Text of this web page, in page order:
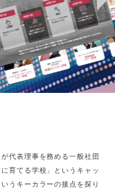
代表理事を務める一般社団
育てる学校」というキャッ
うキーカラーの接点を探り